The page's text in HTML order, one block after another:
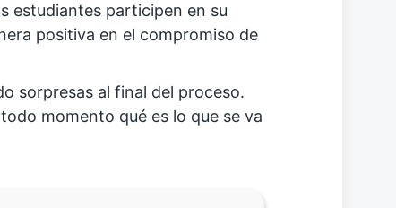
estudiantes participen en su
positiva en el compromiso de
sorpresas al final del proceso.
momento qué es lo que se va